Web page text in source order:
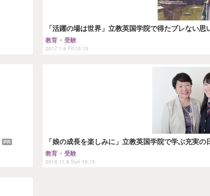
「活躍の場は世界」立教英国学院で得たブレない
教育・受験
2017.1.6 Fri 10:15
PR 「娘の成長を楽しみに」立教英国学院で学ぶ充実
教育・受験
2016.11.6 Sun 10:15